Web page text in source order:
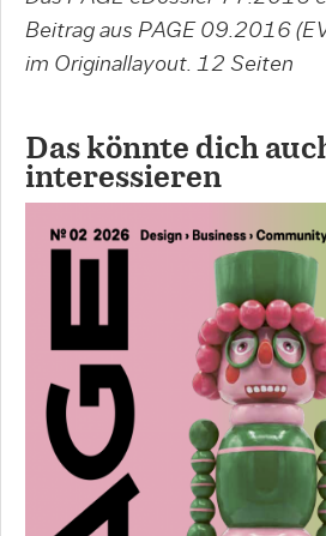
Beitrag aus PAGE 09.2016
im Originallayout. 12 Seiten
Das könnte dich
interessieren